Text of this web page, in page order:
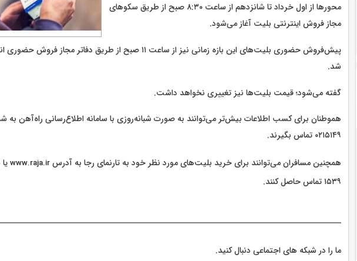
محور‌ها از اول خرداد تا شانزدهم از ساعت ۸:۳۰ صبح از طریق سکو‌های
مجاز فروش اینترنتی بلیت آغاز می‌شود.
پیش‌فروش حضوری بلیت‌های این بازه زمانی نیز از ساعت ۱۱ صبح از طریق دفاتر مجاز
شد.
گفته می‌شود؛ قیمت بلیت‌ها نیز تغییری نخواهد داشت.
هموطنان برای کسب اطلاعات بیش‌تر می‌توانند به صورت شبانه‌روزی با سامانه اطلاع‌رسانی راه‌آهن به
۰۲۱۵۱۴۹ تماس بگیرند.
همچنین مسافران می‌توانند برای خرید بلیت‌های مورد نظر خود به تارنمای رجا به آدرسwww.raja.ir
۱۵۳۹ تماس حاصل کنند.
ما را در شبکه های اجتماعی دنبال کنید.